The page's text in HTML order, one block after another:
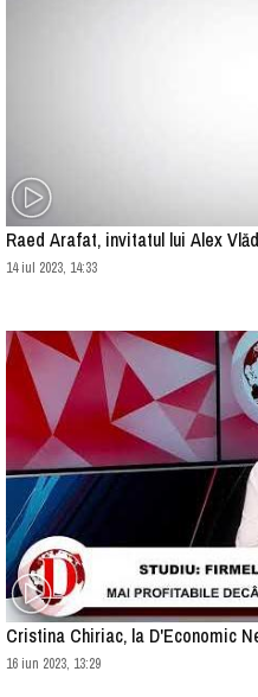
Raed Arafat, invitatul lui Alex
14 iul 2023, 14:33
Cristina Chiriac, la D'Economic
16 iun 2023, 13:29